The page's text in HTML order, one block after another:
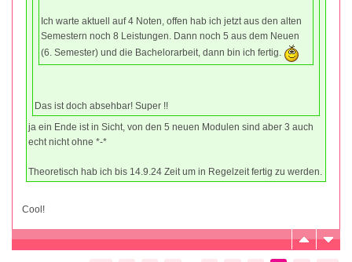
Ich warte aktuell auf 4 Noten, offen hab ich jetzt aus den alten
Semestern noch 8 Leistungen. Dann noch 5 aus dem Neuen
(6. Semester) und die Bachelorarbeit, dann bin ich fertig.
Das ist doch absehbar! Super !!
ja ein Ende ist in Sicht, von den 5 neuen Modulen sind aber 3 auch
echt nicht ohne *-*
Theoretisch hab ich bis 14.9.24 Zeit um in Regelzeit fertig zu werden.
Cool!